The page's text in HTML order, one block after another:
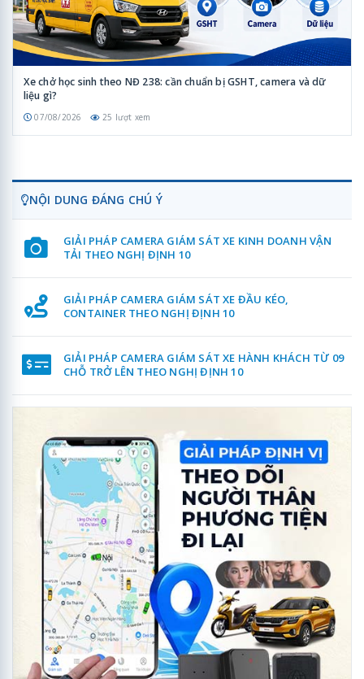
Xe chở học sinh theo NĐ 238: cần chuẩn bị GSHT, camera và dữ
liệu gì?
07/08/2026 25 lượt xem
NỘI DUNG ĐÁNG CHÚ Ý
GIẢI PHÁP CAMERA GIÁM SÁT XE KINH DOANH VẬN
TẢI THEO NGHỊ ĐỊNH 10
GIẢI PHÁP CAMERA GIÁM SÁT XE ĐẦU KÉO,
CONTAINER THEO NGHỊ ĐỊNH 10
GIẢI PHÁP CAMERA GIÁM SÁT XE HÀNH KHÁCH TỪ 09
CHỖ TRỞ LÊN THEO NGHỊ ĐỊNH 10